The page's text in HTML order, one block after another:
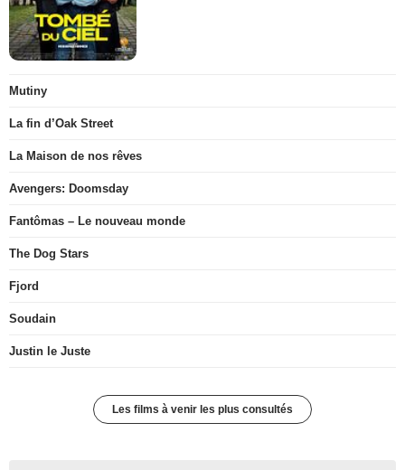
Mutiny
La fin d’Oak Street
La Maison de nos rêves
Avengers: Doomsday
Fantômas – Le nouveau monde
The Dog Stars
Fjord
Soudain
Justin le Juste
Les films à venir les plus consultés